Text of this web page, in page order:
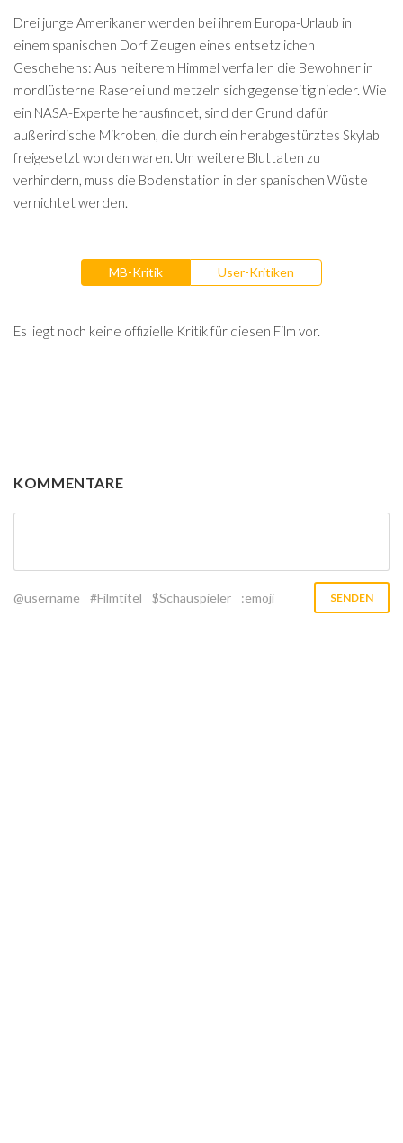
Drei junge Amerikaner werden bei ihrem Europa-Urlaub in
einem spanischen Dorf Zeugen eines entsetzlichen
Geschehens: Aus heiterem Himmel verfallen die Bewohner in
mordlüsterne Raserei und metzeln sich gegenseitig nieder. Wie
ein NASA-Experte herausfindet, sind der Grund dafür
außerirdische Mikroben, die durch ein herabgestürztes Skylab
freigesetzt worden waren. Um weitere Bluttaten zu
verhindern, muss die Bodenstation in der spanischen Wüste
vernichtet werden.
MB-Kritik User-Kritiken
Es liegt noch keine offizielle Kritik für diesen Film vor.
KOMMENTARE
@username #Filmtitel $Schauspieler :emoji